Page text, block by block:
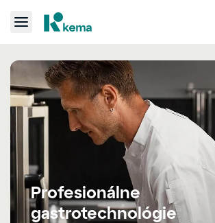
Profesionálne
gastrotechnológie